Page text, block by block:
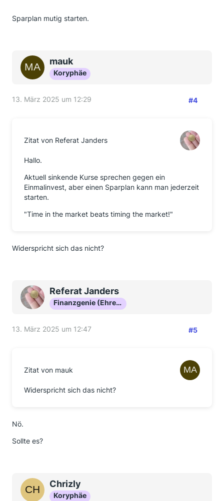
Sparplan mutig starten.
mauk
Koryphäe
13. März 2025 um 12:29 #4
Zitat von Referat Janders
Hallo.
Aktuell sinkende Kurse sprechen gegen ein
Einmalinvest, aber einen Sparplan kann man jederzeit
starten.
"Time in the market beats timing the market!"
Widerspricht sich das nicht?
Referat Janders
Finanzgenie (Ehrenmitglied)
13. März 2025 um 12:47 #5
Zitat von mauk
Widerspricht sich das nicht?
Nö.
Sollte es?
Chrizly
Koryphäe